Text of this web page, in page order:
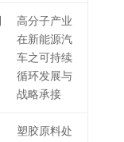
高分子产业
在新能源汽
车之可持续
循环发展与
战略承接
塑胶原料处